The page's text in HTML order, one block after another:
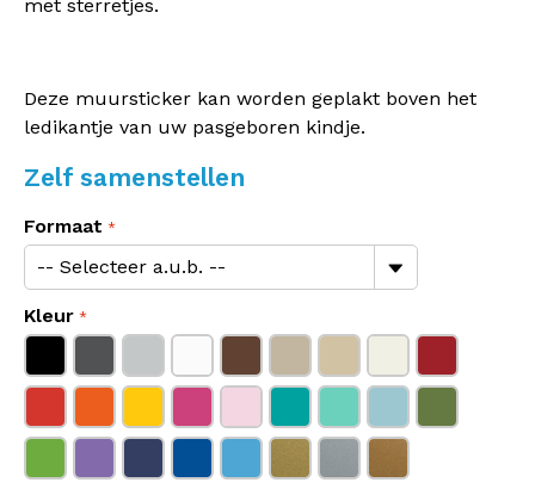
met sterretjes.
Deze muursticker kan worden geplakt boven het
ledikantje van uw pasgeboren kindje.
Zelf samenstellen
Formaat
Kleur